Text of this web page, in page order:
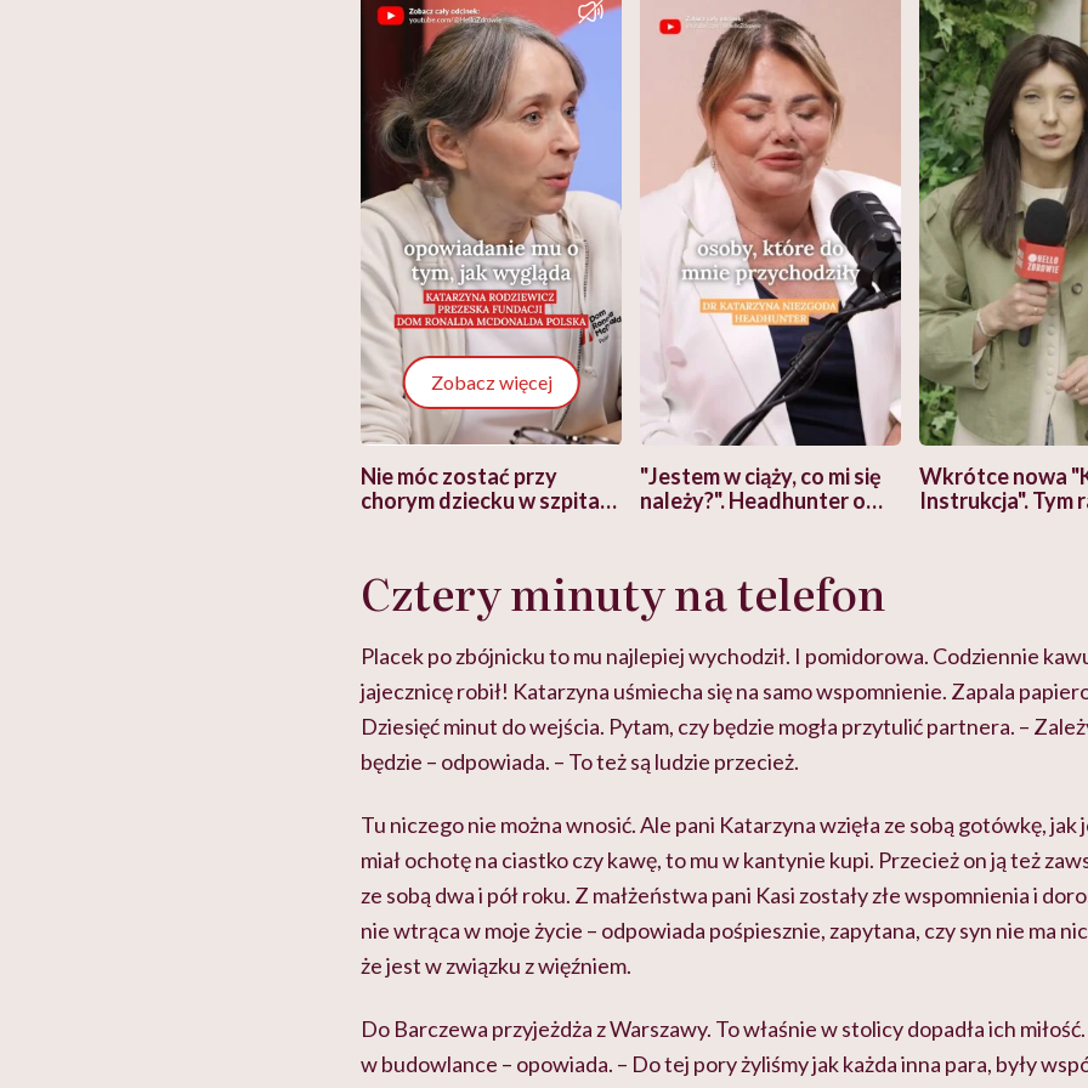
Zobacz więcej
Nie móc zostać przy
chorym dziecku w szpitalu
głupota i brak wyobraźni"
"Jestem w ciąży, co mi się
należy?". Headhunter o
Wkrótce nowa
Instrukcja". Tym
Cztery minuty na telefon
Placek po zbójnicku to mu najlepiej wychodził. I pomidorowa. Codziennie
jajecznicę robił! Katarzyna uśmiecha się na samo wspomnienie. Zapala
Dziesięć minut do wejścia. Pytam, czy będzie mogła przytulić partnera. –
będzie – odpowiada. – To też są ludzie przecież.
Tu niczego nie można wnosić. Ale pani Katarzyna wzięła ze sobą gotówkę, jak
miał ochotę na ciastko czy kawę, to mu w kantynie kupi. Przecież on ją też
ze sobą dwa i pół roku. Z małżeństwa pani Kasi zostały złe wspomnienia i
nie wtrąca w moje życie – odpowiada pośpiesznie, zapytana, czy syn nie ma
że jest w związku z więźniem.
Do Barczewa przyjeżdża z Warszawy. To właśnie w stolicy dopadła ich
w budowlance – opowiada. – Do tej pory żyliśmy jak każda inna para, były